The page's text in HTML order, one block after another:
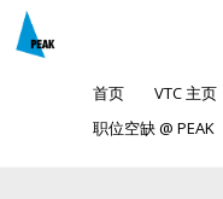
首页 VTC 主页
职位空缺 @ PEAK